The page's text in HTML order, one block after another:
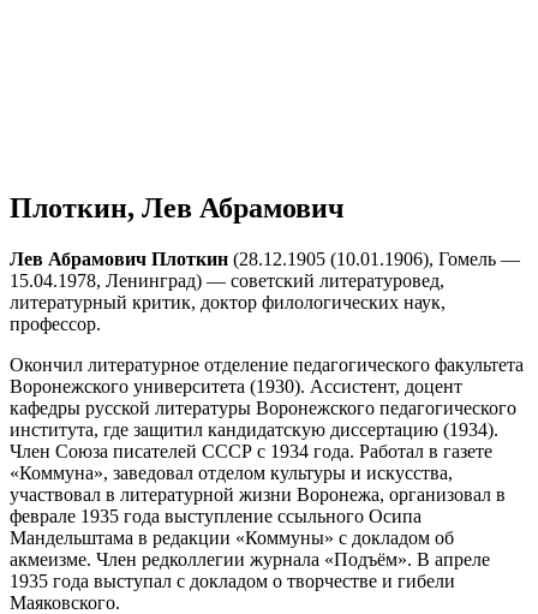
Плоткин, Лев Абрамович
Лев Абрамович Плоткин (28.12.1905 (10.01.1906), Гомель —
15.04.1978, Ленинград) — советский литературовед,
литературный критик, доктор филологических наук,
профессор.
Окончил литературное отделение педагогического факультета
Воронежского университета (1930). Ассистент, доцент
кафедры русской литературы Воронежского педагогического
института, где защитил кандидатскую диссертацию (1934).
Член Союза писателей СССР с 1934 года. Работал в газете
«Коммуна», заведовал отделом культуры и искусства,
участвовал в литературной жизни Воронежа, организовал в
феврале 1935 года выступление ссыльного Осипа
Мандельштама в редакции «Коммуны» с докладом об
акмеизме. Член редколлегии журнала «Подъём». В апреле
1935 года выступал с докладом о творчестве и гибели
Маяковского.